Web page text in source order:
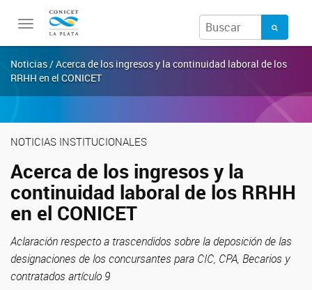
Toggle
navigation
Noticias / Acerca de los ingresos y la continuidad laboral de los
RRHH en el CONICET
NOTICIAS INSTITUCIONALES
Acerca de los ingresos y la
continuidad laboral de los RRHH
en el CONICET
Aclaración respecto a trascendidos sobre la deposición de las
designaciones de los concursantes para CIC, CPA, Becarios y
contratados artículo 9